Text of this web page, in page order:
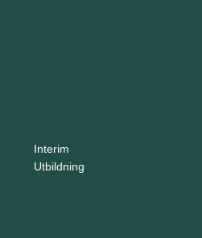
Interim
Utbildning